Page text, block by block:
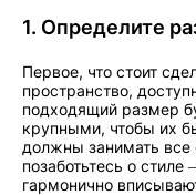
1. Определите
Первое, что стоит
пространство,
подходящий размер
крупными, чтобы их
должны занимать все
позаботьтесь о
гармонично